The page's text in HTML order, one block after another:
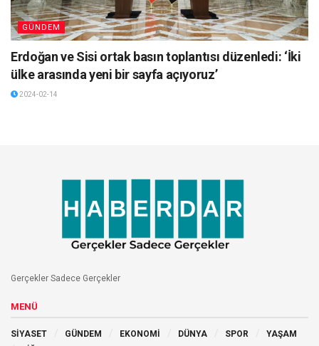
GÜNDEM
Erdoğan ve Sisi ortak basın toplantısı düzenledi: ‘İki
ülke arasında yeni bir sayfa açıyoruz’
2024-02-14
Gerçekler Sadece Gerçekler
MENÜ
SİYASET GÜNDEM EKONOMİ DÜNYA SPOR
YAŞAM